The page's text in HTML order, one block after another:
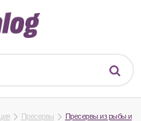
Пресервы
Пресервы из рыбы и